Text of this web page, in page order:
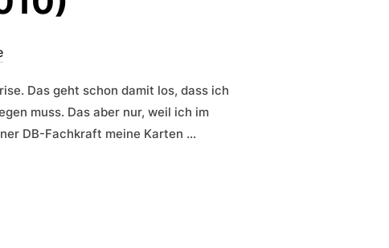
Das geht schon damit los, dass ich
muss. Das aber nur, weil ich im
DB-Fachkraft meine Karten …